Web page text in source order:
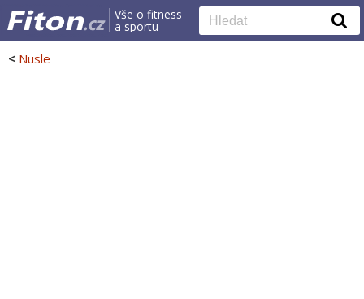
Vše o fitness
a sportu
< Nusle